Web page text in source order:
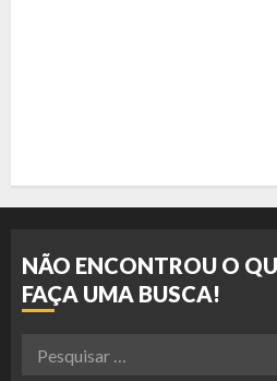
NÃO ENCONTROU O
FAÇA UMA BUSCA!
Pesquisar